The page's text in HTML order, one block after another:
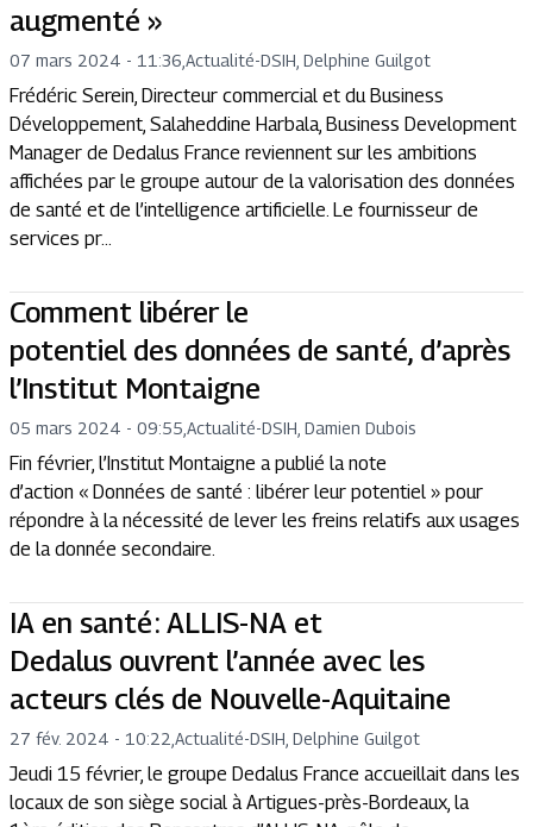
augmenté »
07 mars 2024 - 11:36 Actualité-DSIH, Delphine Guilgot
Frédéric Serein, Directeur commercial et du Business
Développement, Salaheddine Harbala, Business Development
Manager de Dedalus France reviennent sur les ambitions
affichées par le groupe autour de la valorisation des données
de santé et de l’intelligence artificielle. Le fournisseur de
services pr...
Comment libérer le
potentiel des données de santé, d’après
l’Institut Montaigne
05 mars 2024 - 09:55 Actualité-DSIH, Damien Dubois
Fin février, l’Institut Montaigne a publié la note
d’action « Données de santé : libérer leur potentiel » pour
répondre à la nécessité de lever les freins relatifs aux usages
de la donnée secondaire.
IA en santé : ALLIS-NA et
Dedalus ouvrent l’année avec les
acteurs clés de Nouvelle-Aquitaine
27 fév. 2024 - 10:22 Actualité-DSIH, Delphine Guilgot
Jeudi 15 février, le groupe Dedalus France accueillait dans les
locaux de son siège social à Artigues-près-Bordeaux, la